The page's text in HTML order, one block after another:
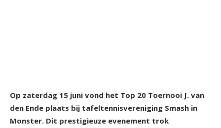
Op zaterdag 15 juni vond het Top 20 Toernooi J. van
den Ende plaats bij tafeltennisvereniging Smash in
Monster. Dit prestigieuze evenement trok